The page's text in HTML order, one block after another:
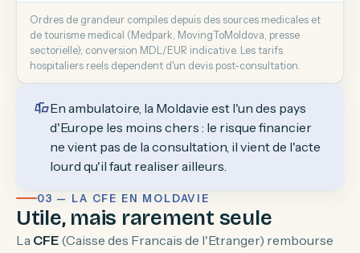
Ordres de grandeur compiles depuis des sources medicales et
de tourisme medical (Medpark, MovingToMoldova, presse
sectorielle); conversion MDL/EUR indicative. Les tarifs
hospitaliers reels dependent d'un devis post-consultation.
En ambulatoire, la Moldavie est l'un des pays
d'Europe les moins chers : le risque financier
ne vient pas de la consultation, il vient de l'acte
lourd qu'il faut realiser ailleurs.
03 — LA CFE EN MOLDAVIE
Utile, mais rarement seule
La CFE (Caisse des Francais de l'Etranger) rembourse